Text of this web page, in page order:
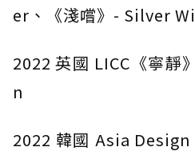
er、《淺嚐》- Silver
2022 英國 LICC《寧
n
2022 韓國 Asia